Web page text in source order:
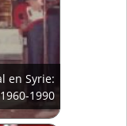
en Syrie:
1990